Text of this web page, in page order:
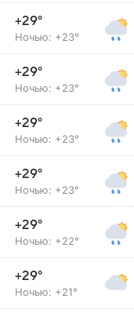
+29°
Ночью: +23°
+29°
Ночью: +23°
+29°
Ночью: +23°
+29°
Ночью: +23°
+29°
Ночью: +22°
+29°
Ночью: +21°